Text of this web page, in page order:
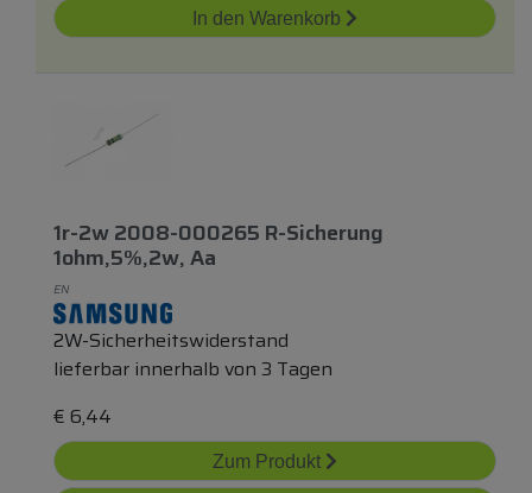
In den Warenkorb
1r-2w 2008-000265 R-Sicherung
1ohm,5%,2w, Aa
EN
2W-Sicherheitswiderstand
lieferbar innerhalb von 3 Tagen
€ 6,44
Zum Produkt